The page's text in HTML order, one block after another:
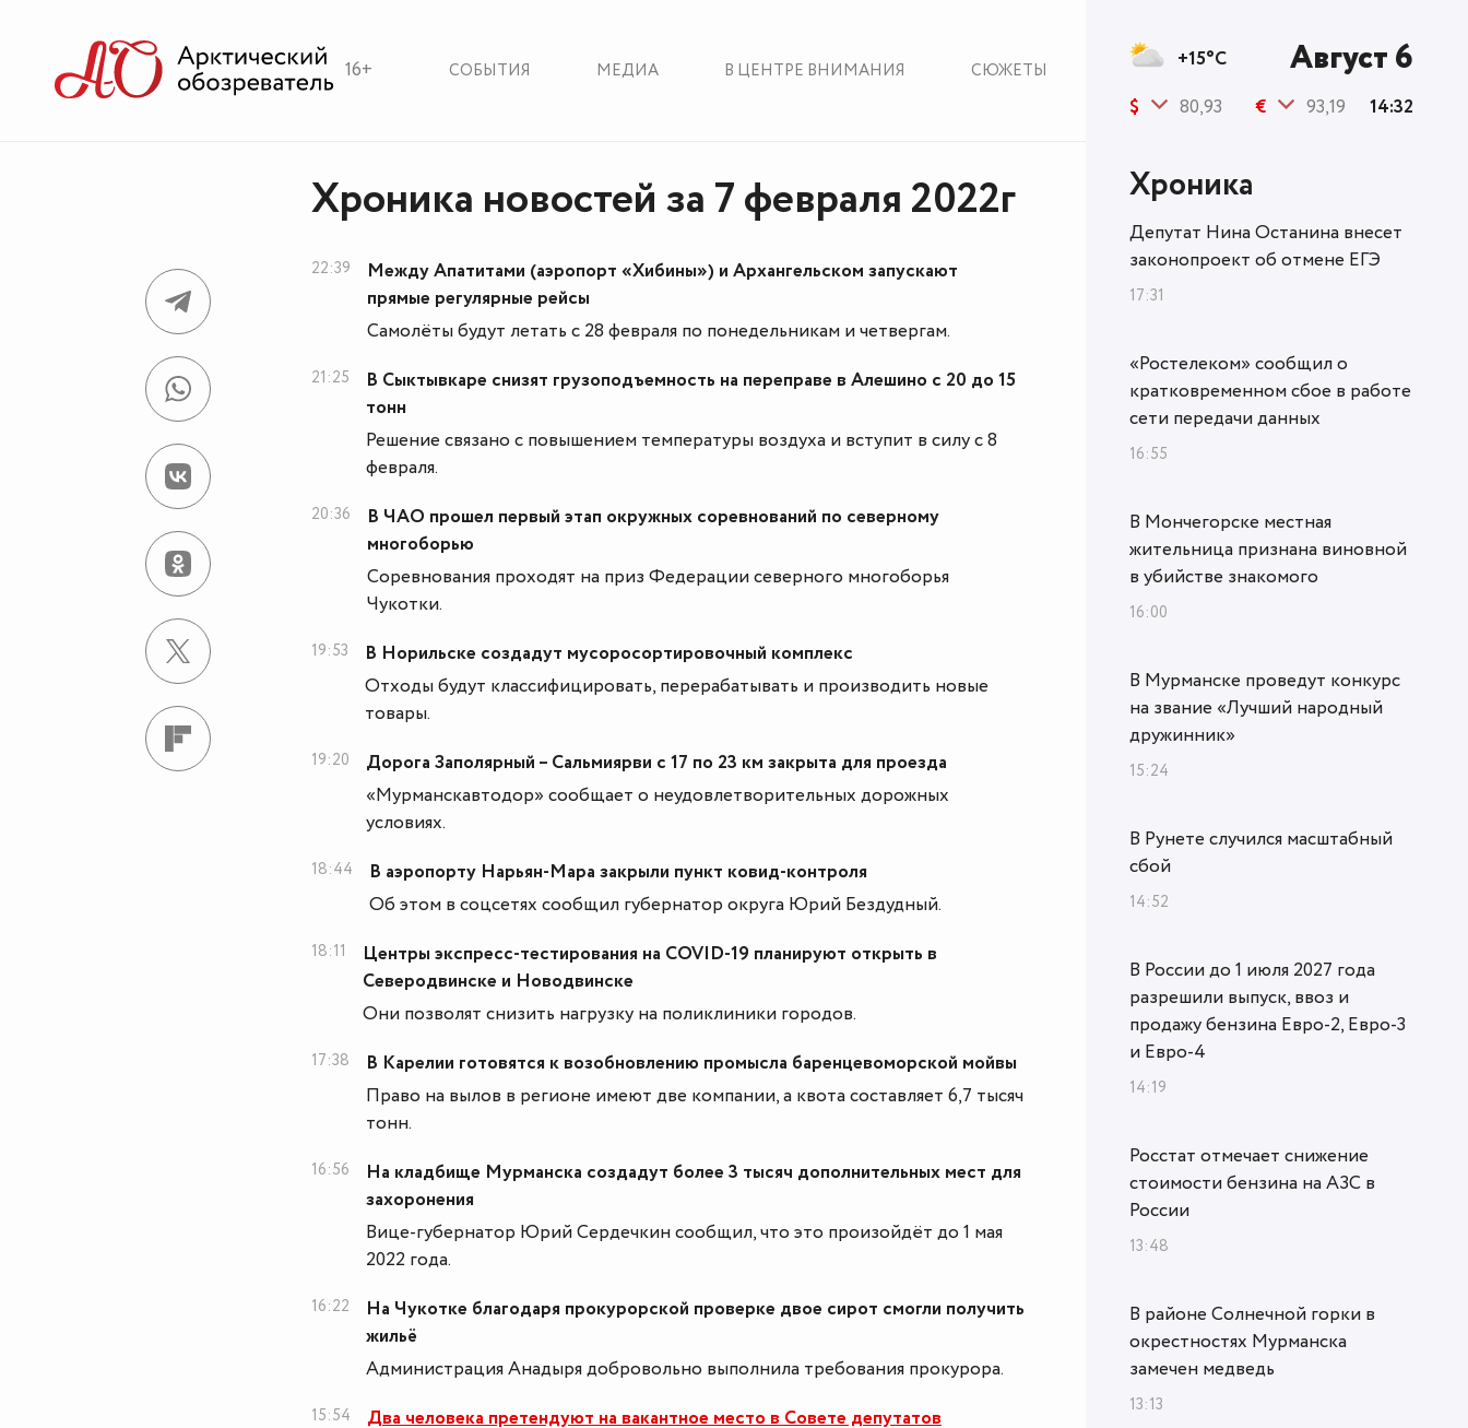
16+ СОБЫТИЯ МЕДИА В ЦЕНТРЕ ВНИМАНИЯ СЮЖЕТЫ
Хроника новостей за 7 февраля 2022г
22:39
Между Апатитами (аэропорт «Хибины») и Архангельском запускают
прямые регулярные рейсы
Самолёты будут летать с 28 февраля по понедельникам и четвергам.
21:25
В Сыктывкаре снизят грузоподъемность на переправе в Алешино с 20 до 15
тонн
Решение связано с повышением температуры воздуха и вступит в силу с 8
февраля.
20:36
В ЧАО прошел первый этап окружных соревнований по северному
многоборью
Соревнования проходят на приз Федерации северного многоборья
Чукотки.
19:53
В Норильске создадут мусоросортировочный комплекс
Отходы будут классифицировать, перерабатывать и производить новые
товары.
19:20
Дорога Заполярный – Сальмиярви с 17 по 23 км закрыта для проезда
«Мурманскавтодор» сообщает о неудовлетворительных дорожных
условиях.
18:44
В аэропорту Нарьян-Мара закрыли пункт ковид-контроля
Об этом в соцсетях сообщил губернатор округа Юрий Бездудный.
18:11
Центры экспресс-тестирования на COVID-19 планируют открыть в
Северодвинске и Новодвинске
Они позволят снизить нагрузку на поликлиники городов.
17:38
В Карелии готовятся к возобновлению промысла баренцевоморской мойвы
Право на вылов в регионе имеют две компании, а квота составляет 6,7 тысяч
тонн.
16:56
На кладбище Мурманска создадут более 3 тысяч дополнительных мест для
захоронения
Вице-губернатор Юрий Сердечкин сообщил, что это произойдёт до 1 мая
2022 года.
16:22
На Чукотке благодаря прокурорской проверке двое сирот смогли получить
жильё
Администрация Анадыря добровольно выполнила требования прокурора.
15:54
Два человека претендуют на вакантное место в Совете депутатов
+15°C Август 6
$ 80,93 € 93,19 14:32
Хроника
Депутат Нина Останина внесет
законопроект об отмене ЕГЭ
17:31
«Ростелеком» сообщил о
кратковременном сбое в работе
сети передачи данных
16:55
В Мончегорске местная
жительница признана виновной
в убийстве знакомого
16:00
В Мурманске проведут конкурс
на звание «Лучший народный
дружинник»
15:24
В Рунете случился масштабный
сбой
14:52
В России до 1 июля 2027 года
разрешили выпуск, ввоз и
продажу бензина Евро-2, Евро-3
и Евро-4
14:19
Росстат отмечает снижение
стоимости бензина на АЗС в
России
13:48
В районе Солнечной горки в
окрестностях Мурманска
замечен медведь
13:13